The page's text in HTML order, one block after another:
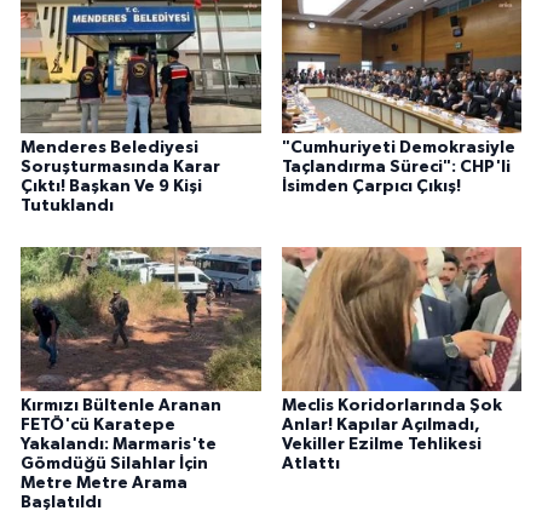
Menderes Belediyesi
Soruşturmasında Karar
Çıktı! Başkan Ve 9 Kişi
Tutuklandı
"Cumhuriyeti Demokrasiyle
Taçlandırma Süreci": CHP'li
İsimden Çarpıcı Çıkış!
Kırmızı Bültenle Aranan
FETÖ'cü Karatepe
Yakalandı: Marmaris'te
Gömdüğü Silahlar İçin
Metre Metre Arama
Başlatıldı
Meclis Koridorlarında Şok
Anlar! Kapılar Açılmadı,
Vekiller Ezilme Tehlikesi
Atlattı